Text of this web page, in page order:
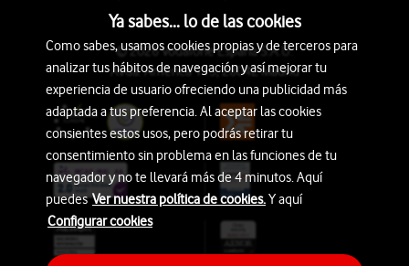
© 2026 Vodafone España S.A.U.
Avda. América 115, 28042 Madrid
Ya sabes... lo de las cookies
Como sabes, usamos cookies propias y de terceros para
analizar tus hábitos de navegación y así mejorar tu
experiencia de usuario ofreciendo una publicidad más
adaptada a tus preferencia. Al aceptar las cookies
consientes estos usos, pero podrás retirar tu
consentimiento sin problema en las funciones de tu
navegador y no te llevará más de 4 minutos. Aquí
puedesVer nuestra política de cookies.Y aquí
Configurar cookies